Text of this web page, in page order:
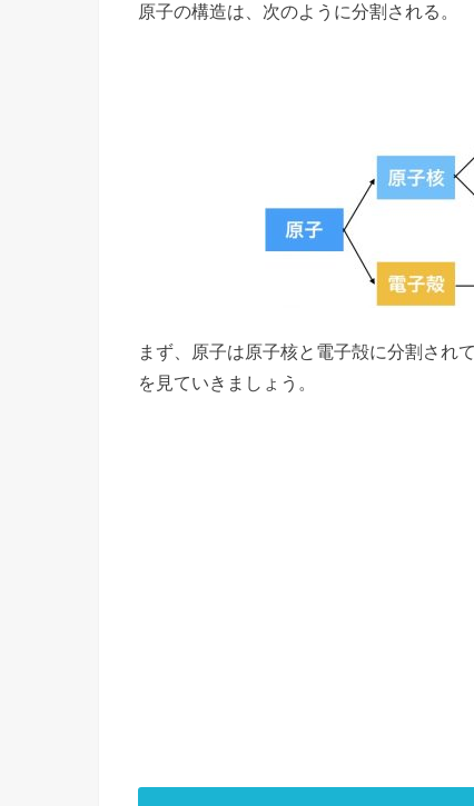
原子の構造は、次のように分割される。
まず、原子は原子核と電子殻に分割され
を見ていきましょう。